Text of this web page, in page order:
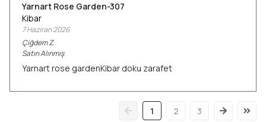
Yarnart Rose Garden-307
Kibar
7 Haziran 2026
ÇiğdemZ.
Satın Alınmış
Yarnart rose gardenKibar doku zarafet
1 2 3